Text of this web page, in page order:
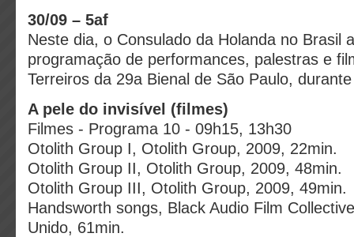
30/09 – 5af
Neste dia, o Consulado da Holanda no Brasil
programação de performances, palestras e
Terreiros da 29a Bienal de São Paulo,
A pele do invisível (filmes)
Filmes - Programa 10 - 09h15, 13h30
Otolith Group I, Otolith Group, 2009, 22min.
Otolith Group II, Otolith Group, 2009, 48min.
Otolith Group III, Otolith Group, 2009, 49min.
Handsworth songs, Black Audio Film
Unido, 61min.